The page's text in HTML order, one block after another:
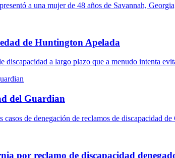
a una mujer de 48 años de Savannah,
de Huntington Apelada
discapacidad a largo plazo que a menudo intenta
del Guardian
casos de denegación de reclamos de discapacidad
por reclamo de discapacidad